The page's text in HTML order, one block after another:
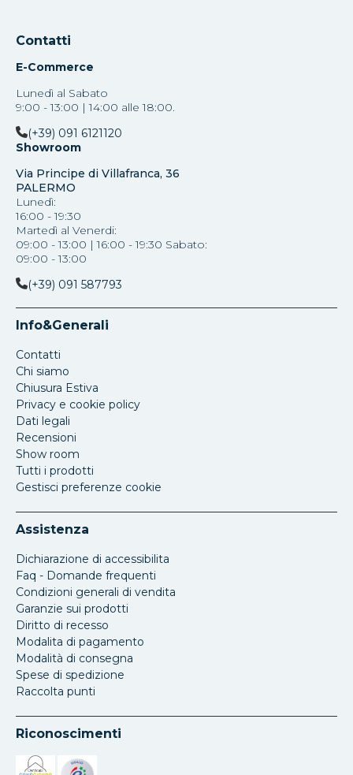
Contatti
E-Commerce
Lunedì al Sabato
9:00 - 13:00 | 14:00 alle 18:00.
(+39) 091 6121120
Showroom
Via Principe di Villafranca, 36
PALERMO
Lunedì:
16:00 - 19:30
Martedì al Venerdi:
09:00 - 13:00 | 16:00 - 19:30 Sabato:
09:00 - 13:00
(+39) 091 587793
Info&Generali
Contatti
Chi siamo
Chiusura Estiva
Privacy e cookie policy
Dati legali
Recensioni
Show room
Tutti i prodotti
Gestisci preferenze cookie
Assistenza
Dichiarazione di accessibilita
Faq - Domande frequenti
Condizioni generali di vendita
Garanzie sui prodotti
Diritto di recesso
Modalita di pagamento
Modalità di consegna
Spese di spedizione
Raccolta punti
Riconoscimenti